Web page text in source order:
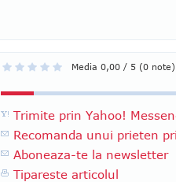
Media 0,00 / 5 (0 note)
Trimite prin Yahoo!
Recomanda unui prieten
Aboneaza-te la newsletter
Tipareste articolul